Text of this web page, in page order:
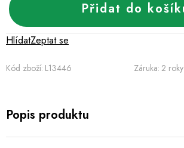
Přidat do
Kód zboží: L13446 Záruka: 2 roky
Zeptat se
Hlídat
Popis produktu